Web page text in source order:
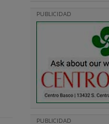
PUBLICIDAD
PUBLICIDAD